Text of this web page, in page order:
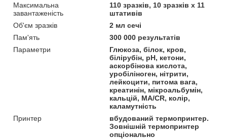
Максимальна
завантаженість
110 зразків, 10 зразків х 11
штативів
Об'єм зразків
2 мл сечі
Пам'ять
300 000 результатів
Параметри
Глюкоза, білок, кров,
білірубін, рН, кетони,
аскорбінова кислота,
уробіліноген, нітрити,
лейкоцити, питома вага,
креатинін, мікроальбумін,
кальцій, МА/CR, колір,
каламутність
Принтер
вбудований термопринтер.
Зовнішній термопринтер
опціонально